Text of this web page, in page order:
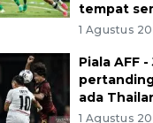
tempat
1 Agustus
Piala AFF
ada
1 Agustus